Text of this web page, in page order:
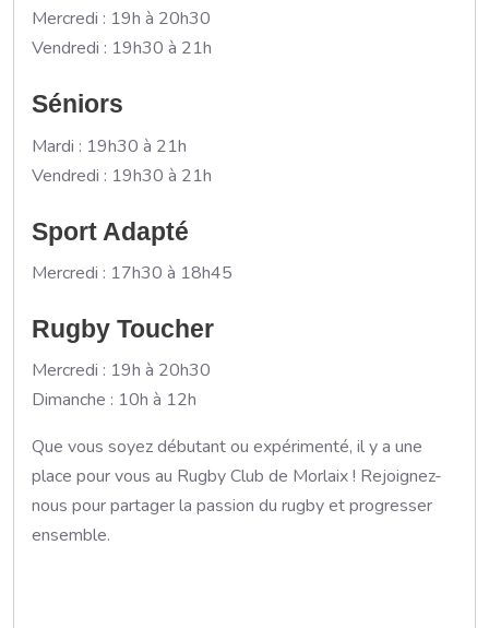
Mercredi : 19h à 20h30
Vendredi : 19h30 à 21h
Séniors
Mardi : 19h30 à 21h
Vendredi : 19h30 à 21h
Sport Adapté
Mercredi : 17h30 à 18h45
Rugby Toucher
Mercredi : 19h à 20h30
Dimanche : 10h à 12h
Que vous soyez débutant ou expérimenté, il y a une
place pour vous au Rugby Club de Morlaix ! Rejoignez-
nous pour partager la passion du rugby et progresser
ensemble.